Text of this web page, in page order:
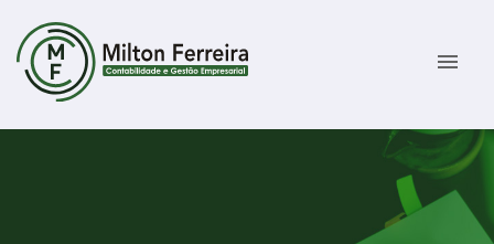
menu